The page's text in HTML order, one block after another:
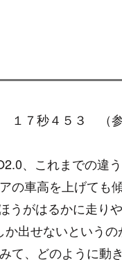
１７秒４５３ （
、これまでの違
の車高を上げても
うがはるかに走り
か出せないという
て、どのように動